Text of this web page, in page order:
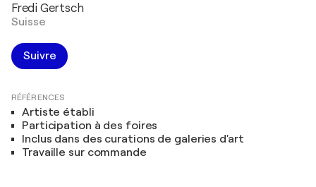
Fredi Gertsch
Suisse
Suivre
RÉFÉRENCES
Artiste établi
Participation à des foires
Inclus dans des curations de galeries d'art
Travaille sur commande